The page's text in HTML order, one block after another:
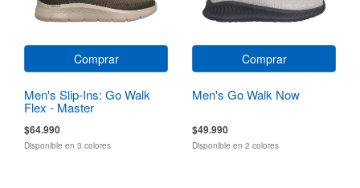
Comprar
Men's Slip-Ins: Go Walk
Flex - Master
$64.990
Disponible en 3 colores
Comprar
Men's Go Walk Now
$49.990
Disponible en 2 colores